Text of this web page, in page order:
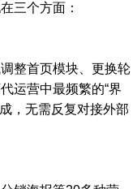
三个方面：
整首页模块、更换轮
运营中最频繁的“界
，无需反复对接外部